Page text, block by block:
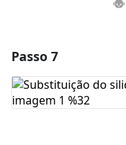
Comentar
Passo 7